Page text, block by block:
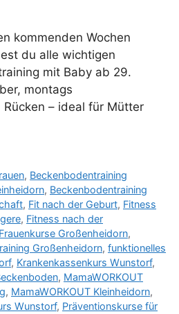
kommenden Wochen
du alle wichtigen
mit Baby ab 29.
montags
– ideal für Mütter
, Beckenbodentraining
, Beckenbodentraining
, Fit nach der Geburt, Fitness
, Fitness nach der
Frauenkurse Großenheidorn,
Großenheidorn, funktionelles
, Krankenkassenkurs Wunstorf,
, MamaWORKOUT
, MamaWORKOUT Kleinheidorn,
Wunstorf, Präventionskurse für